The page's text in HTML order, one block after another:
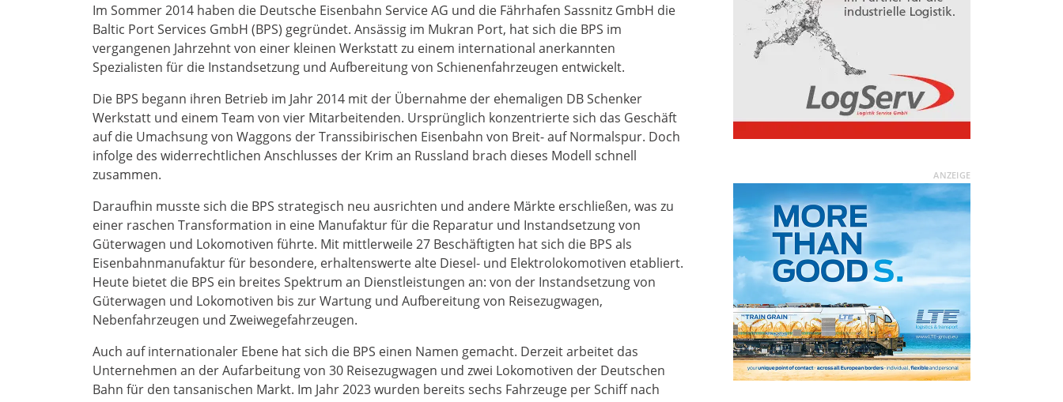
Im Sommer 2014 haben die Deutsche Eisenbahn Service AG und die Fährhafen Sassnitz GmbH die
Baltic Port Services GmbH (BPS) gegründet. Ansässig im Mukran Port, hat sich die BPS im
vergangenen Jahrzehnt von einer kleinen Werkstatt zu einem international anerkannten
Spezialisten für die Instandsetzung und Aufbereitung von Schienenfahrzeugen entwickelt.
Die BPS begann ihren Betrieb im Jahr 2014 mit der Übernahme der ehemaligen DB Schenker
Werkstatt und einem Team von vier Mitarbeitenden. Ursprünglich konzentrierte sich das Geschäft
auf die Umachsung von Waggons der Transsibirischen Eisenbahn von Breit- auf Normalspur. Doch
infolge des widerrechtlichen Anschlusses der Krim an Russland brach dieses Modell schnell
zusammen.
Daraufhin musste sich die BPS strategisch neu ausrichten und andere Märkte erschließen, was zu
einer raschen Transformation in eine Manufaktur für die Reparatur und Instandsetzung von
Güterwagen und Lokomotiven führte. Mit mittlerweile 27 Beschäftigten hat sich die BPS als
Eisenbahnmanufaktur für besondere, erhaltenswerte alte Diesel- und Elektrolokomotiven etabliert.
Heute bietet die BPS ein breites Spektrum an Dienstleistungen an: von der Instandsetzung von
Güterwagen und Lokomotiven bis zur Wartung und Aufbereitung von Reisezugwagen,
Nebenfahrzeugen und Zweiwegefahrzeugen.
Auch auf internationaler Ebene hat sich die BPS einen Namen gemacht. Derzeit arbeitet das
Unternehmen an der Aufarbeitung von 30 Reisezugwagen und zwei Lokomotiven der Deutschen
Bahn für den tansanischen Markt. Im Jahr 2023 wurden bereits sechs Fahrzeuge per Schiff nach
ANZEIGE